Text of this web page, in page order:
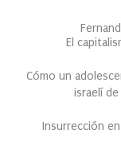
El
Cómo un
israelí
Insurrección